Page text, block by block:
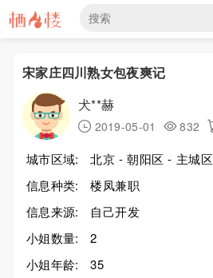
宋家庄四川熟女包夜爽记
犬**赫
2019-05-01 832
城市区域:
北京 - 朝阳区 - 主城区
信息种类:
楼凤兼职
信息来源:
自己开发
小姐数量:
2
小姐年龄:
35